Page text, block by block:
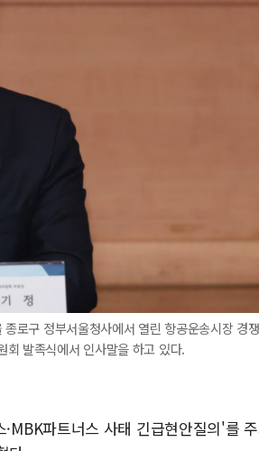
로구 정부서울청사에서 열린 항공운송시장 경쟁
발족식에서 인사말을 하고 있다.
파트너스 사태 긴급현안질의'를